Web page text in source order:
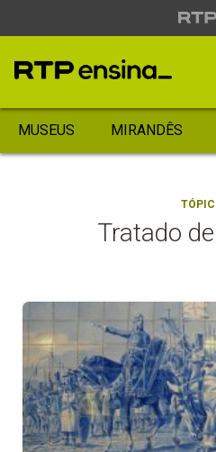
MUSEUS MIRANDÊS
Tratado